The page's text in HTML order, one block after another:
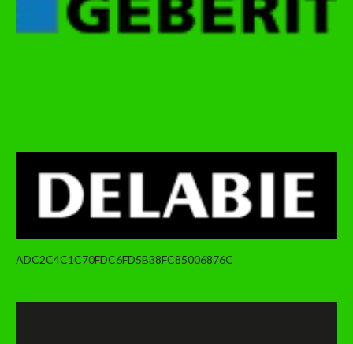
ADC2C4C1C70FDC6FD5B38FC85006876C